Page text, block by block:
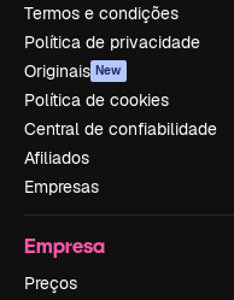
Termos e condições
Política de privacidade
Originais New
Política de cookies
Central de confiabilidade
Afiliados
Empresas
Empresa
Preços